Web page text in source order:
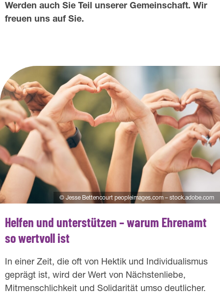
t
Werden auch Sie Teil unserer Gemeinschaft. Wir
freuen uns auf Sie.
© Jesse Bettencourt peopleimages.com – stock.adobe.com
Helfen und unterstützen – warum Ehrenamt
so wertvoll ist
In einer Zeit, die oft von Hektik und Individualismus
geprägt ist, wird der Wert von Nächstenliebe,
Mitmenschlichkeit und Solidarität umso deutlicher.